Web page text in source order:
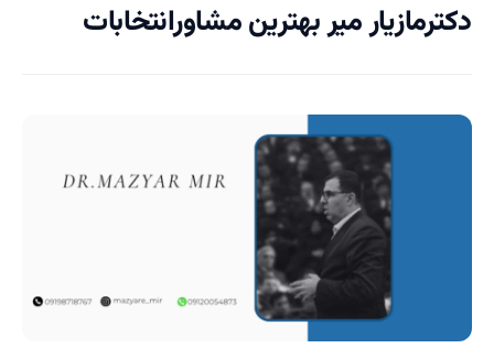
دکترمازیار میر بهترین مشاورانتخابات